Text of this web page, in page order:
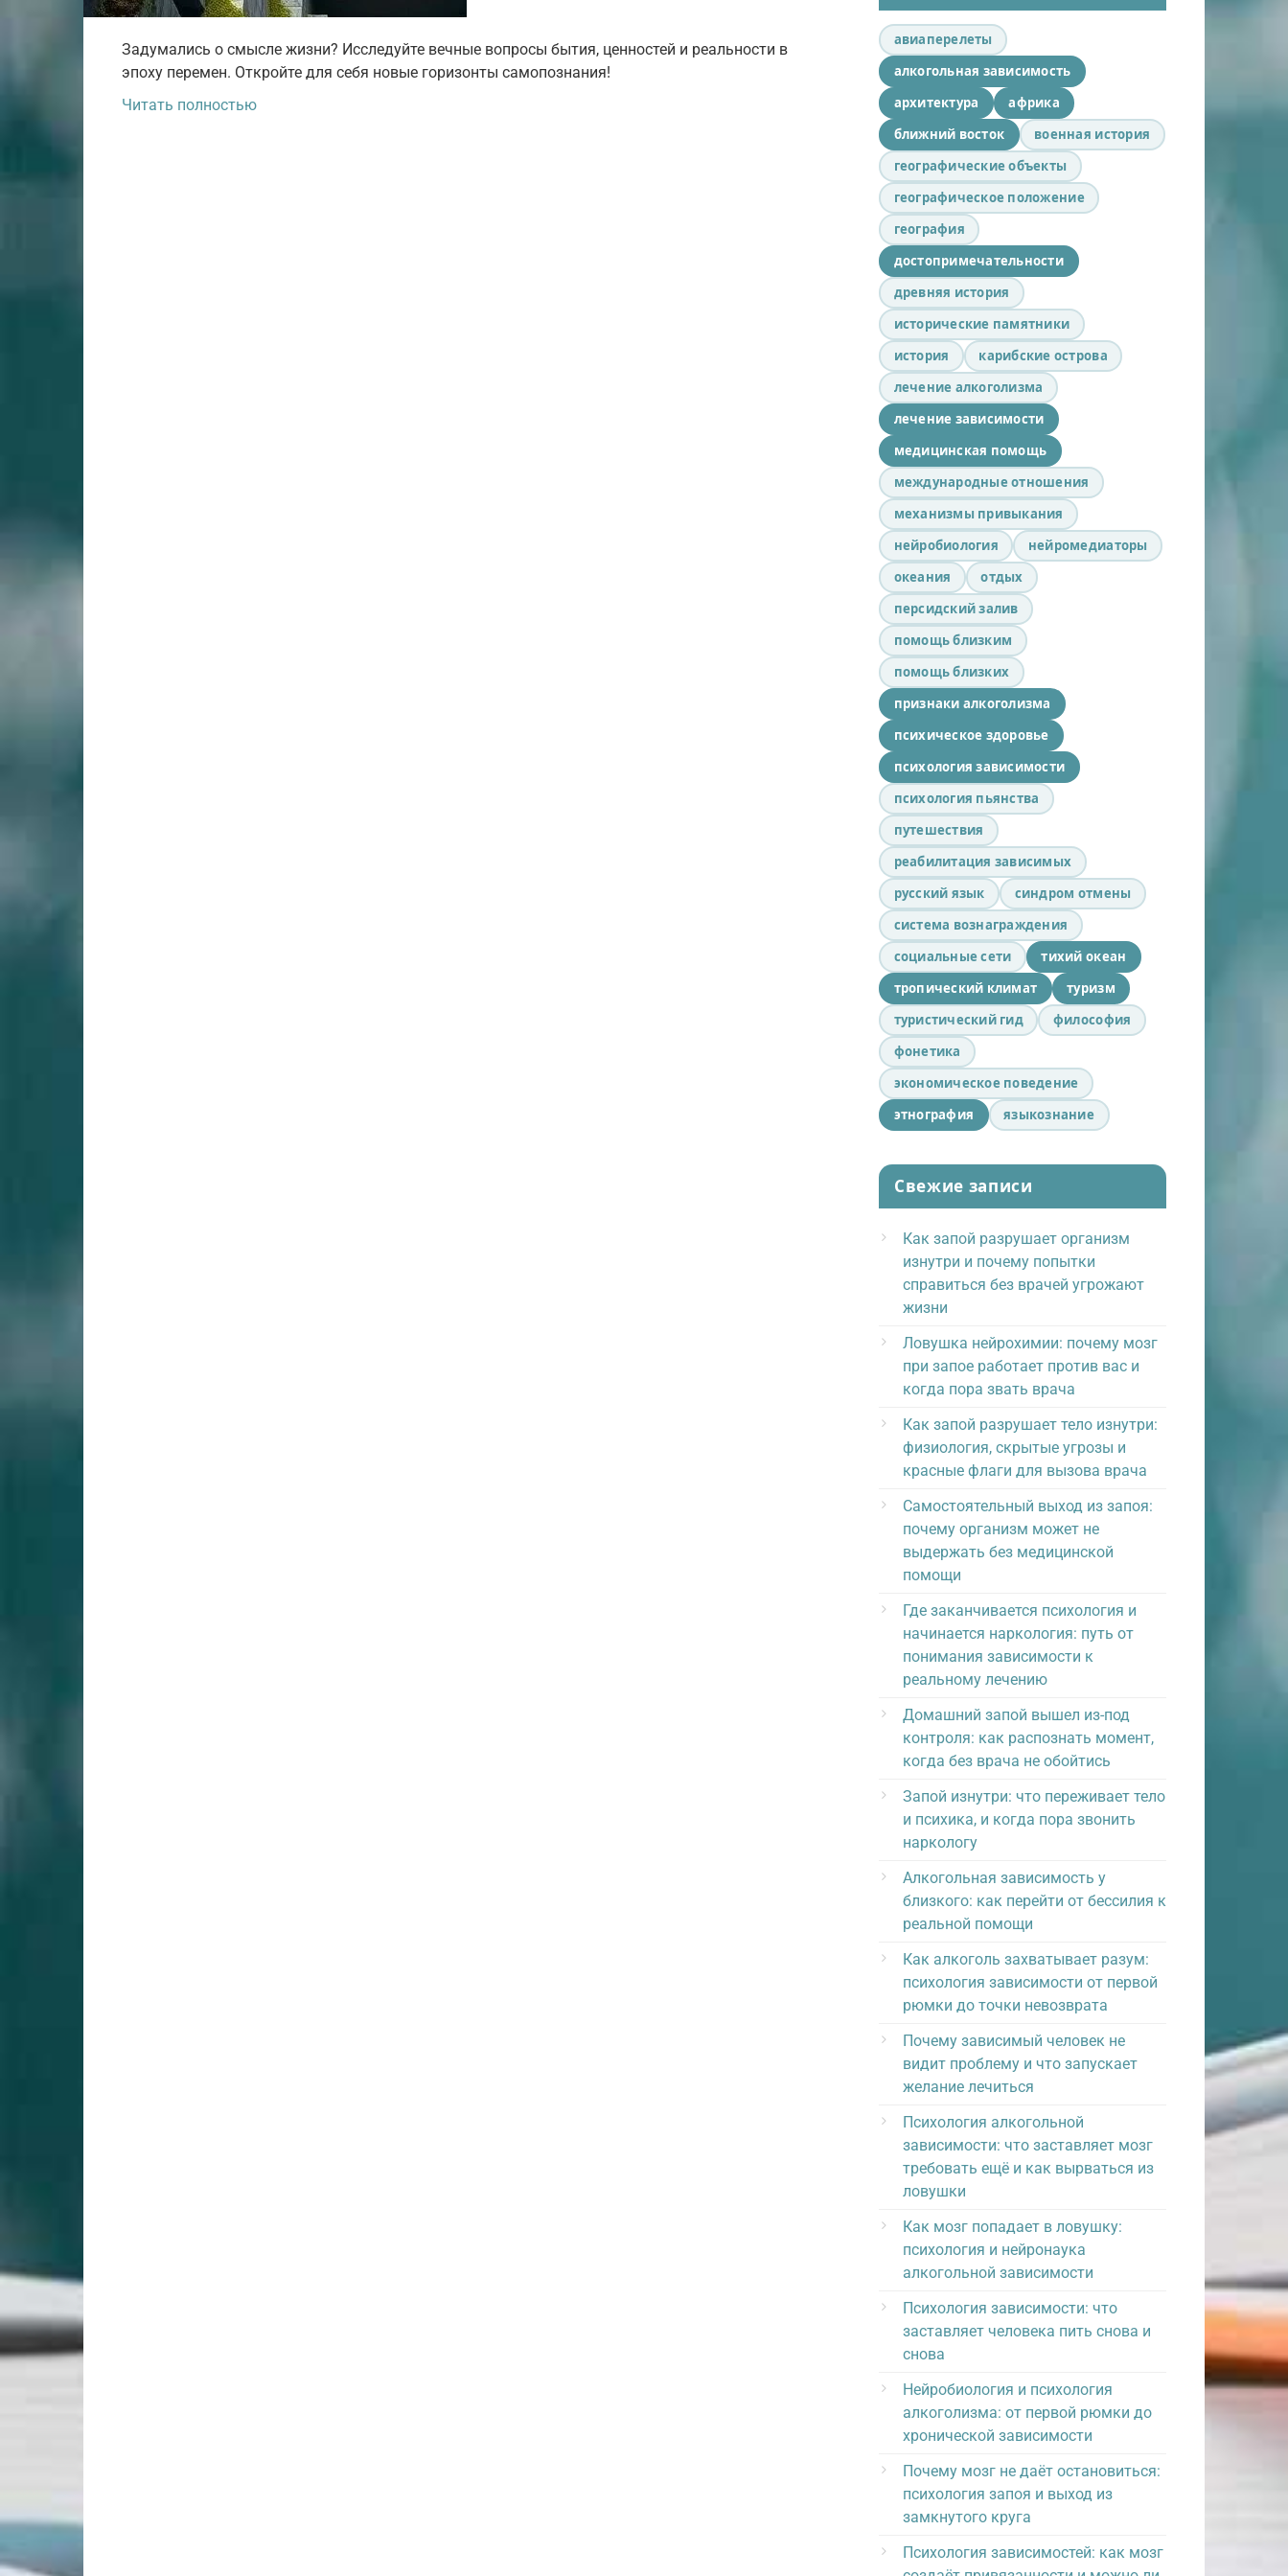
Задумались о смысле жизни? Исследуйте вечные вопросы бытия, ценностей и реальности в
эпоху перемен. Откройте для себя новые горизонты самопознания!
Читать полностью
авиаперелеты
алкогольная зависимость
архитектура
африка
ближний восток
военная история
географические объекты
географическое положение
география
достопримечательности
древняя история
исторические памятники
история
карибские острова
лечение алкоголизма
лечение зависимости
медицинская помощь
международные отношения
механизмы привыкания
нейробиология
нейромедиаторы
океания
отдых
персидский залив
помощь близким
помощь близких
признаки алкоголизма
психическое здоровье
психология зависимости
психология пьянства
путешествия
реабилитация зависимых
русский язык
синдром отмены
система вознаграждения
социальные сети
тихий океан
тропический климат
туризм
туристический гид
философия
фонетика
экономическое поведение
этнография
языкознание
Свежие записи
Как запой разрушает организм
изнутри и почему попытки
справиться без врачей угрожают
жизни
Ловушка нейрохимии: почему мозг
при запое работает против вас и
когда пора звать врача
Как запой разрушает тело изнутри:
физиология, скрытые угрозы и
красные флаги для вызова врача
Самостоятельный выход из запоя:
почему организм может не
выдержать без медицинской
помощи
Где заканчивается психология и
начинается наркология: путь от
понимания зависимости к
реальному лечению
Домашний запой вышел из-под
контроля: как распознать момент,
когда без врача не обойтись
Запой изнутри: что переживает тело
и психика, и когда пора звонить
наркологу
Алкогольная зависимость у
близкого: как перейти от бессилия к
реальной помощи
Как алкоголь захватывает разум:
психология зависимости от первой
рюмки до точки невозврата
Почему зависимый человек не
видит проблему и что запускает
желание лечиться
Психология алкогольной
зависимости: что заставляет мозг
требовать ещё и как вырваться из
ловушки
Как мозг попадает в ловушку:
психология и нейронаука
алкогольной зависимости
Психология зависимости: что
заставляет человека пить снова и
снова
Нейробиология и психология
алкоголизма: от первой рюмки до
хронической зависимости
Почему мозг не даёт остановиться:
психология запоя и выход из
замкнутого круга
Психология зависимостей: как мозг